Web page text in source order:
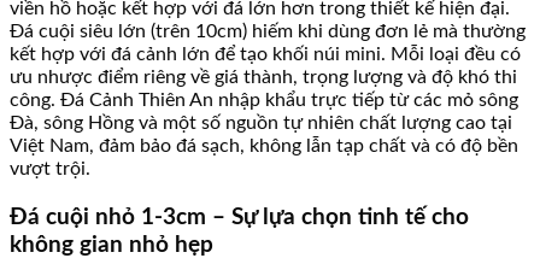
viền hồ hoặc kết hợp với đá lớn hơn trong thiết kế hiện đại.
Đá cuội siêu lớn (trên 10cm) hiếm khi dùng đơn lẻ mà thường
kết hợp với đá cảnh lớn để tạo khối núi mini. Mỗi loại đều có
ưu nhược điểm riêng về giá thành, trọng lượng và độ khó thi
công. Đá Cảnh Thiên An nhập khẩu trực tiếp từ các mỏ sông
Đà, sông Hồng và một số nguồn tự nhiên chất lượng cao tại
Việt Nam, đảm bảo đá sạch, không lẫn tạp chất và có độ bền
vượt trội.
Đá cuội nhỏ 1-3cm – Sự lựa chọn tinh tế cho
không gian nhỏ hẹp